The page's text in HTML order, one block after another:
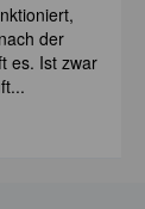
nach der
es. Ist zwar